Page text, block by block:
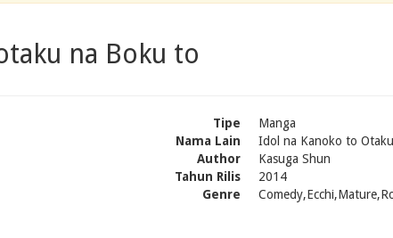
na Boku to
Tipe
Manga
Nama Lain
Idol na Kanoko to
Author
Kasuga Shun
Tahun Rilis
2014
Genre